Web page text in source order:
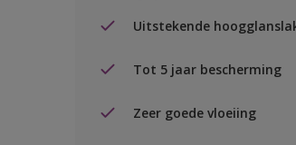
Uitstekende
Tot 5 jaar bescherming
Zeer goede vloeiing